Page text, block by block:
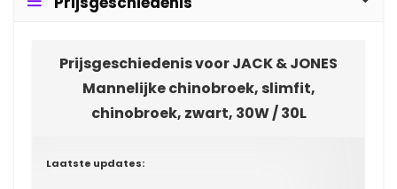
Prijsgeschiedenis voor JACK & JONES
Mannelijke chinobroek, slimfit,
chinobroek, zwart, 30W / 30L
Laatste updates: